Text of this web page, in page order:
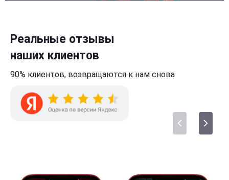
Реальные отзывы
наших клиентов
90% клиентов, возвращаются к нам снова